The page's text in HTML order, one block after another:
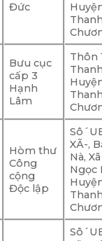
Đức
Bưu cục
cấp 3
Hạnh
Lâm
Thôn
Hòm thư
Công
cộng
Độc lập
XÃ-,
Nà, Xã
Ngọc